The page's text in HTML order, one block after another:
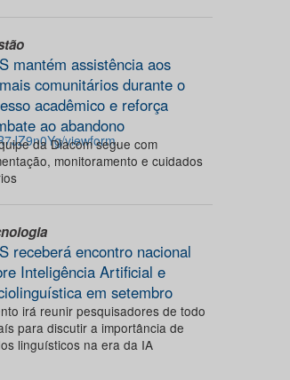
viewform.
mantém assistência aos
comunitários durante o
acadêmico e reforça
ao abandono
da Diacom segue com
monitoramento e cuidados
receberá encontro nacional
Inteligência Artificial e
em setembro
irá reunir pesquisadores de todo
para discutir a importância de
linguísticos na era da IA